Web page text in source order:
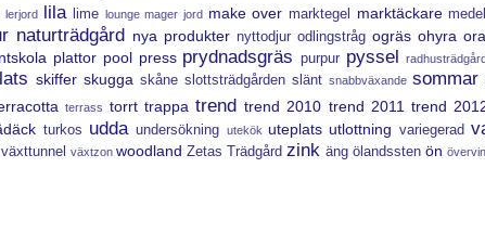
lerjord lila lime lounge mager jord make over marktegel marktäckare
naturträdgård nya produkter nyttodjur odlingstråg ogräs ohyra
plattor pool press prydnadsgräs purpur pyssel
skiffer skugga skåne slottsträdgården slänt snabbväxande sommar
terrass torrt trappa trend trend 2010 trend 2011 trend
turkos udda undersökning utekök uteplats utlottning variegerad
växttunnel växtzon woodland Zetas Trädgård zink äng ölandssten ön